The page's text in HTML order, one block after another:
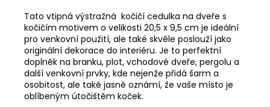
Tato vtipná výstražná kočičí cedulka na dveře s
kočičím motivem o velikosti 20,5 x 9,5 cm je ideální
pro venkovní použití, ale také skvěle poslouží jako
originální dekorace do interiéru. Je to perfektní
doplněk na branku, plot, vchodové dveře, pergolu a
další venkovní prvky, kde nejenže přidá šarm a
osobitost, ale také jasně oznámí, že vaše místo je
oblíbeným útočištěm koček.